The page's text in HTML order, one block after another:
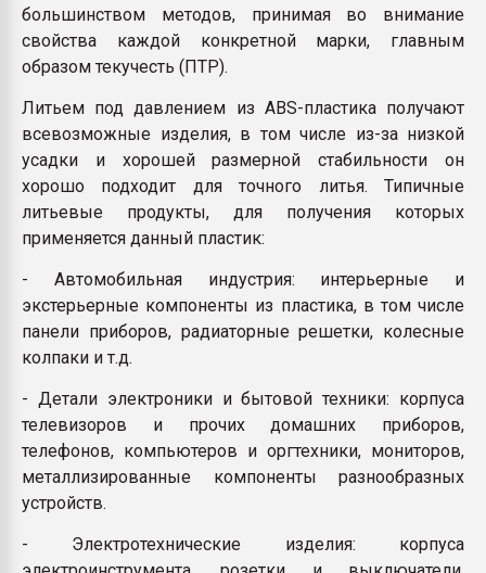
большинством методов, принимая во внимание
свойства каждой конкретной марки, главным
образом текучесть (ПТР).
Литьем под давлением из ABS-пластика получают
всевозможные изделия, в том числе из-за низкой
усадки и хорошей размерной стабильности он
хорошо подходит для точного литья. Типичные
литьевые продукты, для получения которых
применяется данный пластик:
- Автомобильная индустрия: интерьерные и
экстерьерные компоненты из пластика, в том числе
панели приборов, радиаторные решетки, колесные
колпаки и т.д.
- Детали электроники и бытовой техники: корпуса
телевизоров и прочих домашних приборов,
телефонов, компьютеров и оргтехники, мониторов,
металлизированные компоненты разнообразных
устройств.
- Электротехнические изделия: корпуса